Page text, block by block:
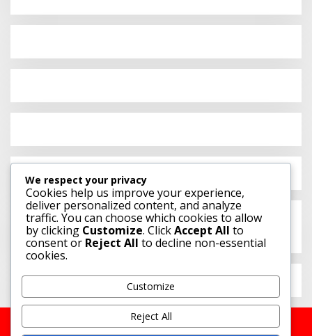
Swara Terbaru
We respect your privacy
Cookies help us improve your experience,
deliver personalized content, and analyze
traffic. You can choose which cookies to allow
by clicking Customize. ClickAccept All to
consent or Reject All to decline non-essential
cookies.
Customize
Reject All